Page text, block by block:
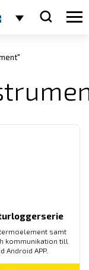
samt
kommunikation till
Android APP.